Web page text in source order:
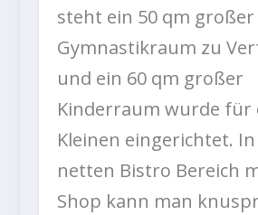
steht ein 50 qm großer
Gymnastikraum zu
und ein 60 qm großer
Kinderraum wurde für
Kleinen eingerichtet.
netten Bistro Bereich
Shop kann man